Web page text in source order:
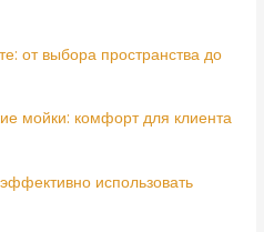
от выбора пространства до
мойки: комфорт для клиента
использовать